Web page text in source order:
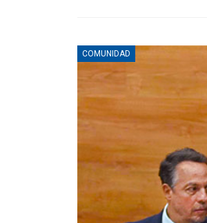
COMUNIDAD